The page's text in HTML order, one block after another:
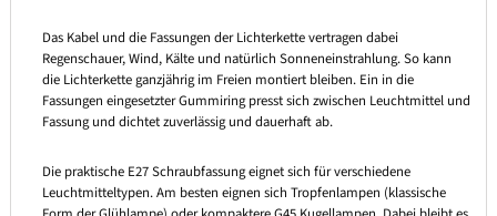
Das Kabel und die Fassungen der Lichterkette vertragen dabei
Regenschauer, Wind, Kälte und natürlich Sonneneinstrahlung. So kann
die Lichterkette ganzjährig im Freien montiert bleiben. Ein in die
Fassungen eingesetzter Gummiring presst sich zwischen Leuchtmittel und
Fassung und dichtet zuverlässig und dauerhaft ab.
Die praktische E27 Schraubfassung eignet sich für verschiedene
Leuchtmitteltypen. Am besten eignen sich Tropfenlampen (klassische